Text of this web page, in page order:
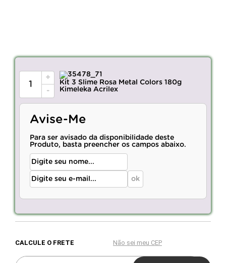
+
-
Kit 3 Slime Rosa Metal Colors 180g
Kimeleka Acrilex
Avise-Me
Para ser avisado da disponibilidade deste
Produto, basta preencher os campos abaixo.